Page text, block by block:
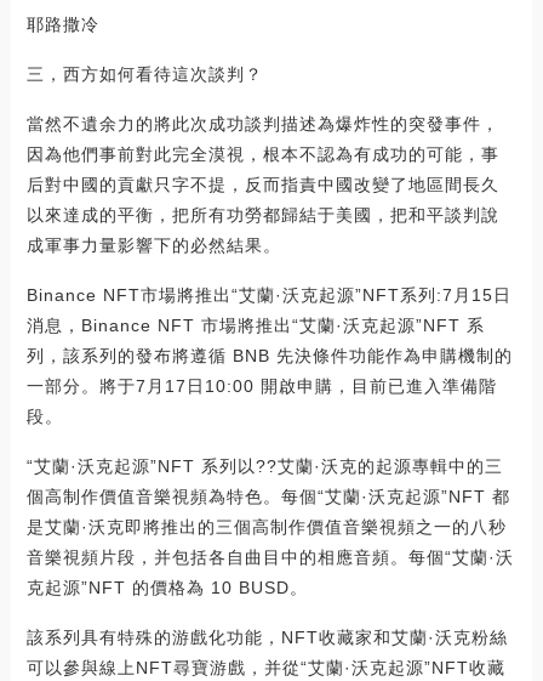
耶路撒冷
三，西方如何看待這次談判？
當然不遺余力的將此次成功談判描述為爆炸性的突發事件，
因為他們事前對此完全漠視，根本不認為有成功的可能，事
后對中國的貢獻只字不提，反而指責中國改變了地區間長久
以來達成的平衡，把所有功勞都歸結于美國，把和平談判說
成軍事力量影響下的必然結果。
Binance NFT市場將推出“艾蘭·沃克起源”NFT系列:7月15日
消息，Binance NFT 市場將推出“艾蘭·沃克起源”NFT 系
列，該系列的發布將遵循 BNB 先決條件功能作為申購機制的
一部分。將于7月17日10:00 開啟申購，目前已進入準備階
段。
“艾蘭·沃克起源”NFT 系列以??艾蘭·沃克的起源專輯中的三
個高制作價值音樂視頻為特色。每個“艾蘭·沃克起源”NFT 都
是艾蘭·沃克即將推出的三個高制作價值音樂視頻之一的八秒
音樂視頻片段，并包括各自曲目中的相應音頻。每個“艾蘭·沃
克起源”NFT 的價格為 10 BUSD。
該系列具有特殊的游戲化功能，NFT收藏家和艾蘭·沃克粉絲
可以參與線上NFT尋寶游戲，并從“艾蘭·沃克起源”NFT收藏